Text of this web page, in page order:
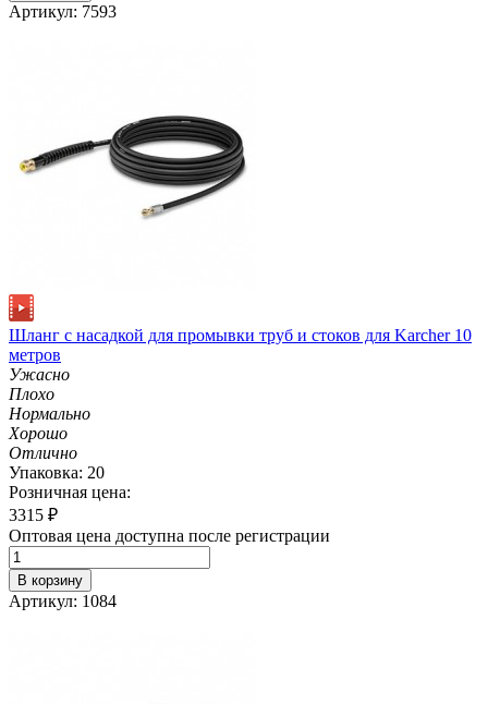
Артикул: 7593
Шланг с насадкой для промывки труб и стоков для Karcher 10
метров
Ужасно
Плохо
Нормально
Хорошо
Отлично
Упаковка: 20
Розничная цена:
3315 ₽
Оптовая цена доступна после регистрации
В корзину
Артикул: 1084